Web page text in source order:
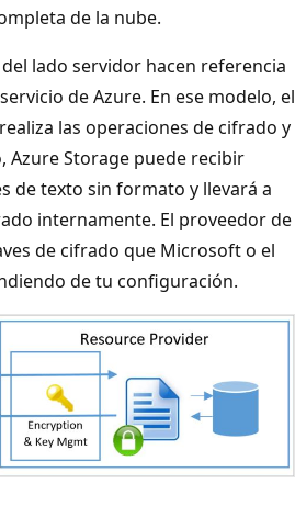
de la nube.
lado servidor hacen referencia
de Azure. En ese modelo, el
las operaciones de cifrado y
Azure Storage puede recibir
de texto sin formato y llevará a
internamente. El proveedor de
de cifrado que Microsoft o el
de tu configuración.